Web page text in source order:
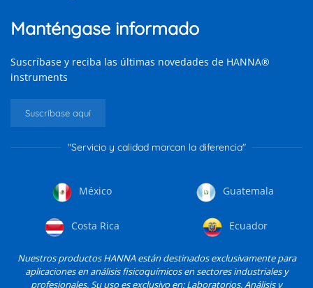
Manténgase informado
Suscríbase y reciba las últimas novedades de HANNA®
instruments
Suscríbase aquí
"Servicio y calidad marcan la diferencia"
México Guatemala
Costa Rica Ecuador
Nuestros productos HANNA están destinados exclusivamente para
aplicaciones en análisis fisicoquímicos en sectores industriales y
profesionales. Su uso es exclusivo en: Laboratorios, Análisis y